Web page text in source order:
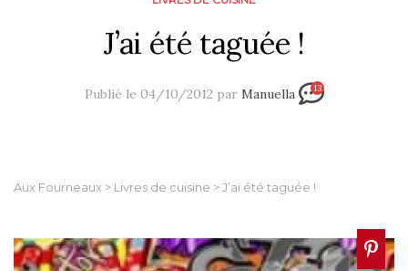
J’ai été taguée !
Publié le 04/10/2012 par Manuella 13
Aux Fourneaux > Livres de cuisine >J’ai été taguée !